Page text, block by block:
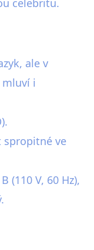
celebritu.
ale v
mluví i
spropitné ve
(110 V, 60 Hz),